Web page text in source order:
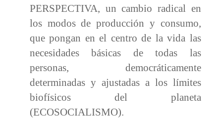
PERSPECTIVA, un cambio radical en
los modos de producción y consumo,
que pongan en el centro de la vida las
necesidades básicas de todas las
personas, democráticamente
determinadas y ajustadas a los límites
biofísicos del planeta
(ECOSOCIALISMO).